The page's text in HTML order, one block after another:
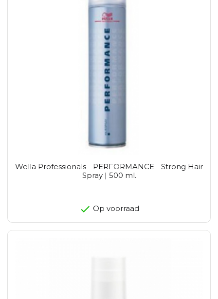
Wella Professionals - PERFORMANCE - Strong Hair
Spray | 500 ml.
Op voorraad